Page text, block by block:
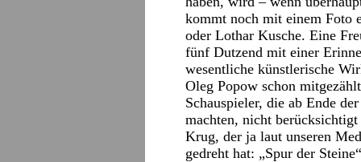
kommt noch mit einem Foto
oder Lothar Kusche. Eine
fünf Dutzend mit einer
wesentliche künstlerische
Oleg Popow schon
Schauspieler, die ab Ende
machten, nicht
Krug, der ja laut unseren
gedreht hat: „Spur der